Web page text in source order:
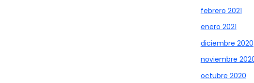
febrero 2021
enero 2021
diciembre 2020
noviembre
octubre 2020